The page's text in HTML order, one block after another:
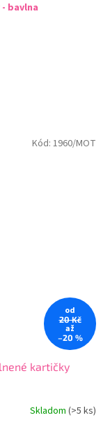
od
20 Kč
až
–20 %
kartičky
Skladom (>5 ks)
Kód: 1960/MOT
bavlna